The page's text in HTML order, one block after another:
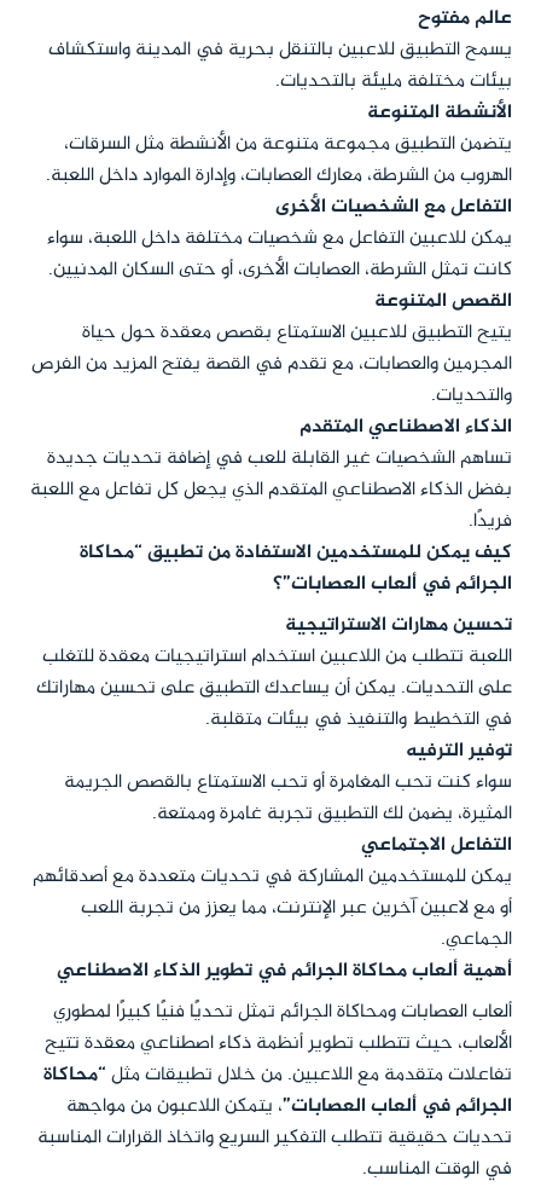
عالم مفتوح
يسمح التطبيق للاعبين بالتنقل بحرية في المدينة واستكشاف
بيئات مختلفة مليئة بالتحديات.
الأنشطة المتنوعة
يتضمن التطبيق مجموعة متنوعة من الأنشطة مثل السرقات،
الهروب من الشرطة، معارك العصابات، وإدارة الموارد داخل اللعبة.
التفاعل مع الشخصيات الأخرى
يمكن للاعبين التفاعل مع شخصيات مختلفة داخل اللعبة، سواء
كانت تمثل الشرطة، العصابات الأخرى، أو حتى السكان المدنيين.
القصص المتنوعة
يتيح التطبيق للاعبين الاستمتاع بقصص معقدة حول حياة
المجرمين والعصابات، مع تقدم في القصة يفتح المزيد من الفرص
والتحديات.
الذكاء الاصطناعي المتقدم
تساهم الشخصيات غير القابلة للعب في إضافة تحديات جديدة
بفضل الذكاء الاصطناعي المتقدم الذي يجعل كل تفاعل مع اللعبة
فريدًا.
كيف يمكن للمستخدمين الاستفادة من تطبيق “محاكاة
الجرائم في ألعاب العصابات”؟
تحسين مهارات الاستراتيجية
اللعبة تتطلب من اللاعبين استخدام استراتيجيات معقدة للتغلب
على التحديات. يمكن أن يساعدك التطبيق على تحسين مهاراتك
في التخطيط والتنفيذ في بيئات متقلبة.
توفير الترفيه
سواء كنت تحب المغامرة أو تحب الاستمتاع بالقصص الجريمة
المثيرة، يضمن لك التطبيق تجربة غامرة وممتعة.
التفاعل الاجتماعي
يمكن للمستخدمين المشاركة في تحديات متعددة مع أصدقائهم
أو مع لاعبين آخرين عبر الإنترنت، مما يعزز من تجربة اللعب
الجماعي.
أهمية ألعاب محاكاة الجرائم في تطوير الذكاء الاصطناعي
ألعاب العصابات ومحاكاة الجرائم تمثل تحديًا فنيًا كبيرًا لمطوري
الألعاب، حيث تتطلب تطوير أنظمة ذكاء اصطناعي معقدة تتيح
تفاعلات متقدمة مع اللاعبين. من خلال تطبيقات مثل“محاكاة
الجرائم في ألعاب العصابات”، يتمكن اللاعبون من مواجهة
تحديات حقيقية تتطلب التفكير السريع واتخاذ القرارات المناسبة
في الوقت المناسب.